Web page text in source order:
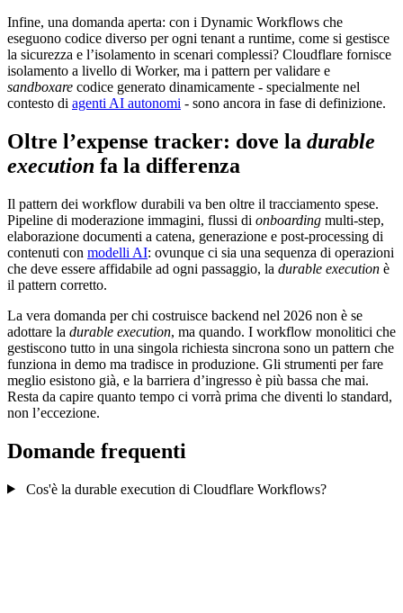
Infine, una domanda aperta: con i Dynamic Workflows che
eseguono codice diverso per ogni tenant a runtime, come si gestisce
la sicurezza e l’isolamento in scenari complessi? Cloudflare fornisce
isolamento a livello di Worker, ma i pattern per validare e
sandboxare codice generato dinamicamente - specialmente nel
contesto di agenti AI autonomi - sono ancora in fase di definizione.
Oltre l’expense tracker: dove la durable
execution fa la differenza
Il pattern dei workflow durabili va ben oltre il tracciamento spese.
Pipeline di moderazione immagini, flussi di onboarding multi-step,
elaborazione documenti a catena, generazione e post-processing di
contenuti con modelli AI: ovunque ci sia una sequenza di operazioni
che deve essere affidabile ad ogni passaggio, la durable execution è
il pattern corretto.
La vera domanda per chi costruisce backend nel 2026 non è se
adottare la durable execution, ma quando. I workflow monolitici che
gestiscono tutto in una singola richiesta sincrona sono un pattern che
funziona in demo ma tradisce in produzione. Gli strumenti per fare
meglio esistono già, e la barriera d’ingresso è più bassa che mai.
Resta da capire quanto tempo ci vorrà prima che diventi lo standard,
non l’eccezione.
Domande frequenti
Cos'è la durable execution di Cloudflare Workflows?